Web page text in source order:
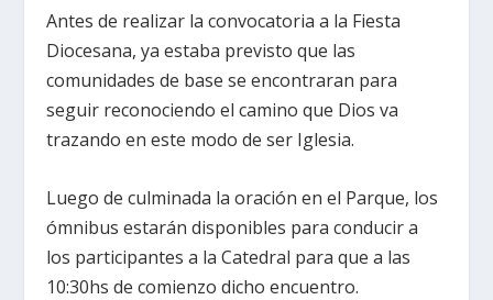
Antes de realizar la convocatoria a la Fiesta
Diocesana, ya estaba previsto que las
comunidades de base se encontraran para
seguir reconociendo el camino que Dios va
trazando en este modo de ser Iglesia.
Luego de culminada la oración en el Parque, los
ómnibus estarán disponibles para conducir a
los participantes a la Catedral para que a las
10:30hs de comienzo dicho encuentro.